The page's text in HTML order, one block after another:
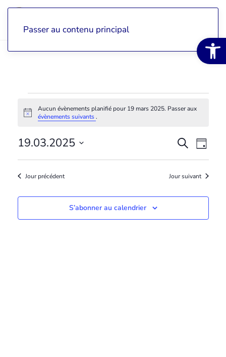
Ouvrir
Passer au contenu principal
Évènements
for
19
mars
2025
Notice
Aucun évènements planifié pour 19 mars 2025. Passer aux
évènements suivants.
et
vues
Recherche
de
Jour
19.03.2025
Sélectionnez
date.
Jour précédent Jour suivant
S’abonner au calendrier